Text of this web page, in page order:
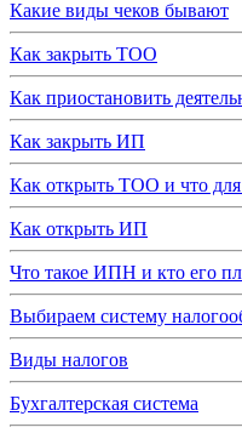
Какие виды чеков бывают
Как закрыть ТОО
Как приостановить
Как закрыть ИП
Как открыть ТОО и что
Как открыть ИП
Что такое ИПН и кто его
Выбираем систему
Виды налогов
Бухгалтерская система